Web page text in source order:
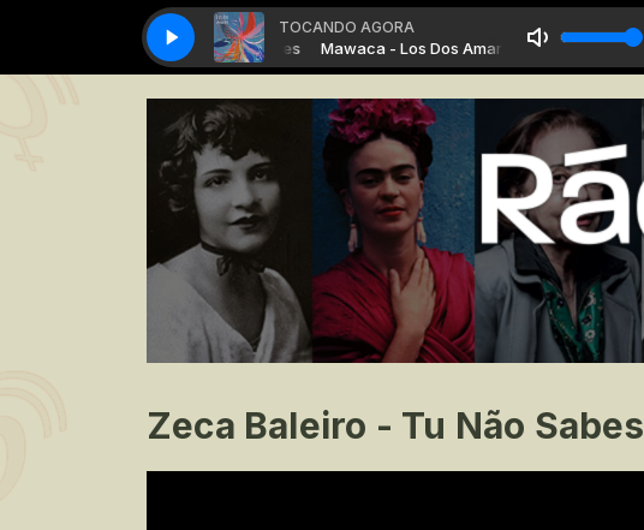
TOCANDO AGORA
Mawaca - Los Dos Amantes Mawaca - Los Dos Amantes
Zeca Baleiro - Tu Não Sabes